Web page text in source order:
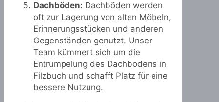
Dachböden: Dachböden werden
oft zur Lagerung von alten Möbeln,
Erinnerungsstücken und anderen
Gegenständen genutzt. Unser
Team kümmert sich um die
Entrümpelung des Dachbodens in
Filzbuch und schafft Platz für eine
bessere Nutzung.